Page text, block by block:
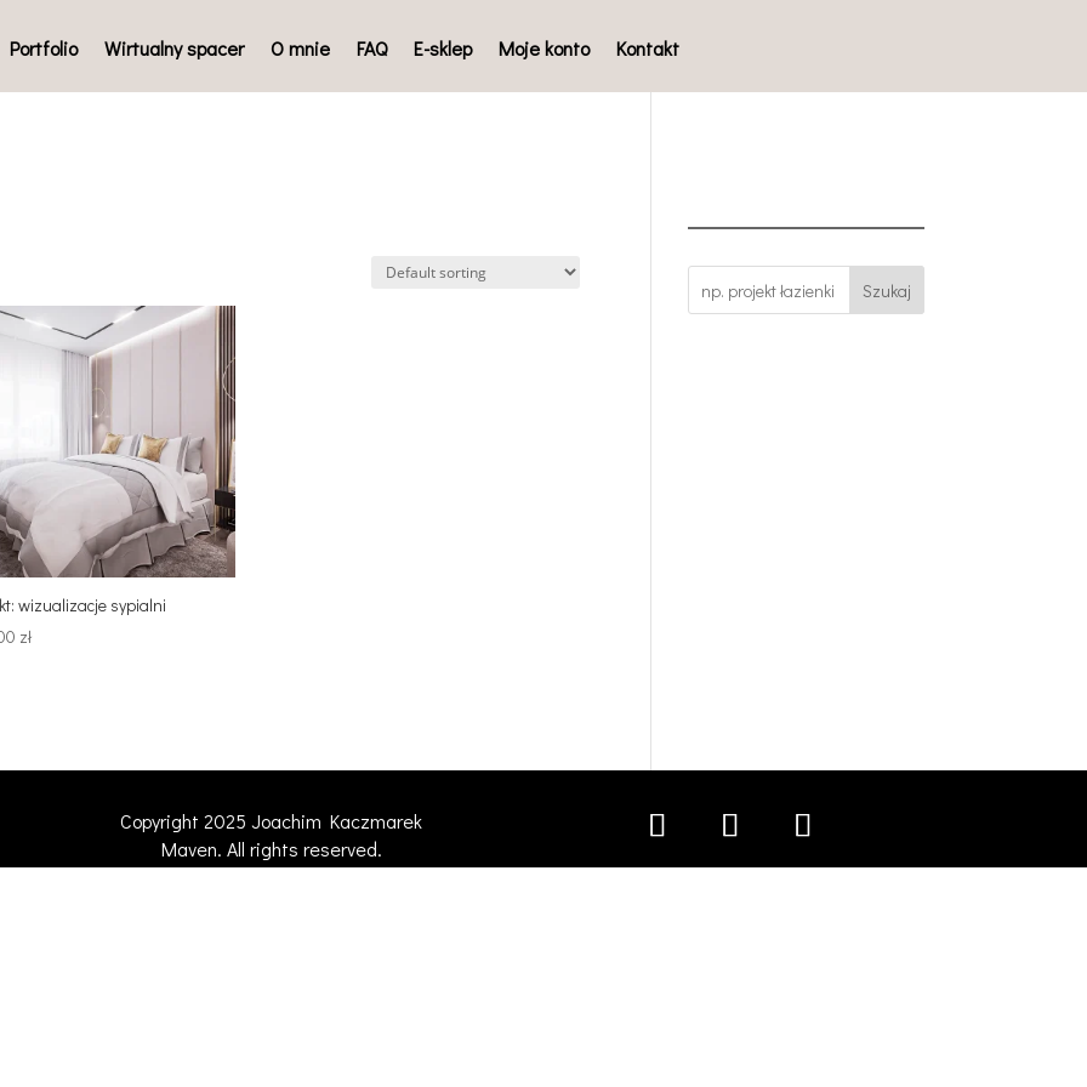
Portfolio Wirtualny spacer O mnie FAQ E-sklep Moje konto Kontakt
wizualizacje sypialni
zł
Szukaj
Copyright 2025 Joachim Kaczmarek
Maven. All rights reserved.